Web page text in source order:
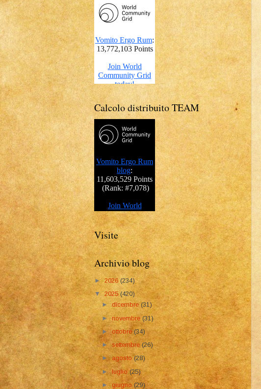
Calcolo distribuito TEAM
Visite
Archivio blog
► 2026(234)
▼2025(420)
►dicembre(31)
►novembre(31)
►ottobre(34)
►settembre(26)
►agosto(28)
►luglio(25)
►giugno(29)